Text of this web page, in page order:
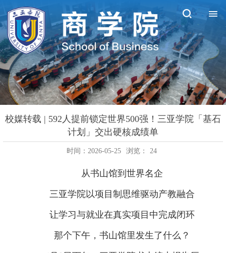
校媒转载 | 592人提前锁定世界500强！三亚学院「基石
计划」交出硬核成绩单
时间：2026-05-25 浏览： 24
从书山馆到世界名企
三亚学院以项目制思维驱动产教融合
让学习与就业在真实项目中完成闭环
那个下午，书山馆里发生了什么？